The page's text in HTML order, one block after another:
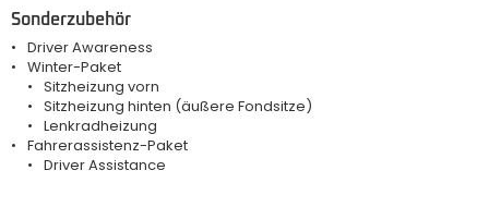
Sonderzubehör
Driver Awareness
Winter-Paket
Sitzheizung vorn
Sitzheizung hinten (äußere Fondsitze)
Lenkradheizung
Fahrerassistenz-Paket
Driver Assistance